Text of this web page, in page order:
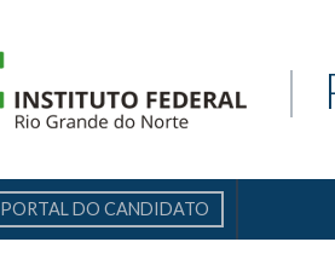
|
PORTAL DO CANDIDATO